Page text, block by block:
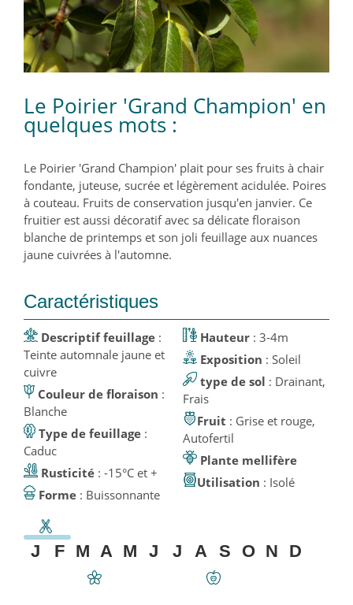
Le Poirier 'Grand Champion' en
quelques mots :
Le Poirier 'Grand Champion' plait pour ses fruits à chair
fondante, juteuse, sucrée et légèrement acidulée. Poires
à couteau. Fruits de conservation jusqu'en janvier. Ce
fruitier est aussi décoratif avec sa délicate floraison
blanche de printemps et son joli feuillage aux nuances
jaune cuivrées à l'automne.
Caractéristiques
Descriptif feuillage :
Teinte automnale jaune et
cuivre
Couleur de floraison :
Blanche
Type de feuillage :
Caduc
Rusticité : -15°C et +
Forme
: Buissonnante
Hauteur: 3-4m
Exposition
: Soleil
type de sol : Drainant,
Frais
Fruit : Grise et rouge,
Autofertil
Plante mellifère
Utilisation
: Isolé
J F M A M J J A S O N D